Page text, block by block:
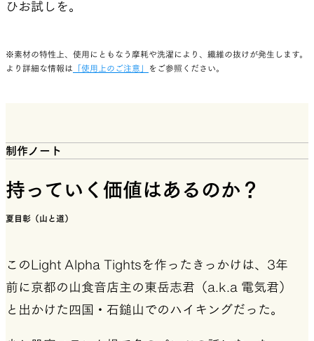
ひお試しを。
※素材の特性上、使用にともなう摩耗や洗濯により、繊維の抜けが発生します。
より詳細な情報は 「使用上のご注意」 をご参照ください。
制作ノート
持っていく価値はあるのか？
夏目彰（山と道）
このLight Alpha Tightsを作ったきっかけは、3年
前に京都の山食音店主の東岳志君（a.k.a 電気君）
と出かけた四国・石鎚山でのハイキングだった。